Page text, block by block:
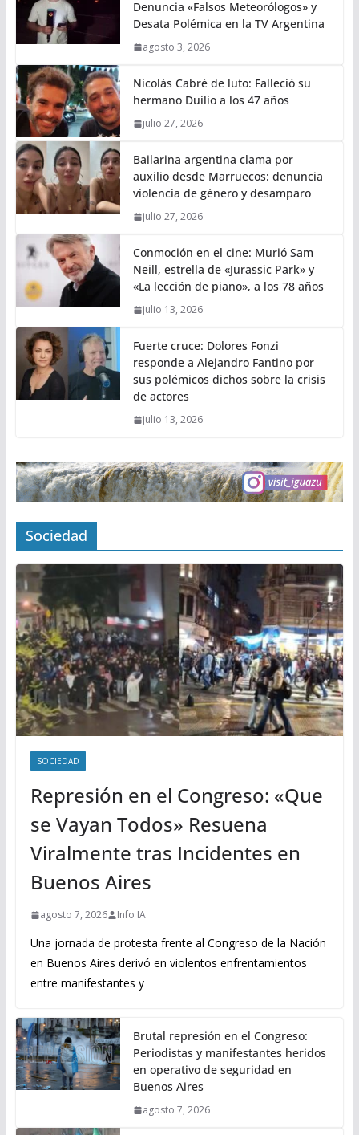
Denuncia «Falsos Meteorólogos» y
Desata Polémica en la TV Argentina
agosto 3, 2026
Nicolás Cabré de luto: Falleció su
hermano Duilio a los 47 años
julio 27, 2026
Bailarina argentina clama por
auxilio desde Marruecos: denuncia
violencia de género y desamparo
julio 27, 2026
Conmoción en el cine: Murió Sam
Neill, estrella de «Jurassic Park» y
«La lección de piano», a los 78 años
julio 13, 2026
Fuerte cruce: Dolores Fonzi
responde a Alejandro Fantino por
sus polémicos dichos sobre la crisis
de actores
julio 13, 2026
Sociedad
SOCIEDAD
Represión en el Congreso: «Que
se Vayan Todos» Resuena
Viralmente tras Incidentes en
Buenos Aires
agosto 7, 2026 Info IA
Una jornada de protesta frente al Congreso de la Nación
en Buenos Aires derivó en violentos enfrentamientos
entre manifestantes y
Brutal represión en el Congreso:
Periodistas y manifestantes heridos
en operativo de seguridad en
Buenos Aires
agosto 7, 2026